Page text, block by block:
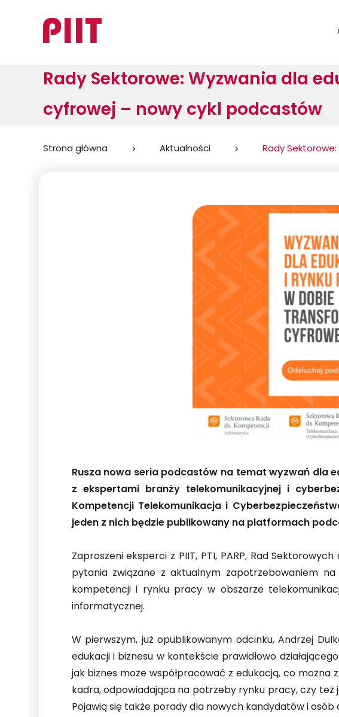
Rady Sektorowe: Wyzwania dla
cyfrowej – nowy cykl podcastów
Jesteś
Strona główna Aktualności Rady
Rusza nowa seria podcastów na temat wyzwań dla
z ekspertami branży telekomunikacyjnej i
Kompetencji Telekomunikacja i
jeden z nich będzie publikowany na platformach
Zaproszeni eksperci z PIIT, PTI, PARP, Rad
pytania związane z aktualnym zapotrzebowaniem
kompetencji i rynku pracy w obszarze
informatycznej.
W pierwszym, już opublikowanym odcinku, Andrzej
edukacji i biznesu w kontekście prawidłowo
jak biznes może współpracować z edukacją, co można
kadra, odpowiadająca na potrzeby rynku pracy, czy
Pojawią się także porady dla nowych kandydatów i